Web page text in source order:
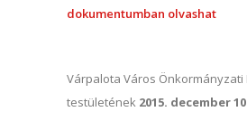
dokumentumban olvashat
Várpalota Város Önkormányzati
testületének 2015. december